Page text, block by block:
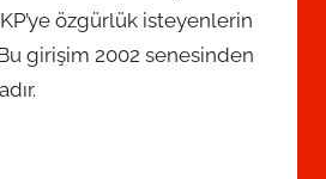
özgürlük isteyenlerin
girişim 2002 senesinden